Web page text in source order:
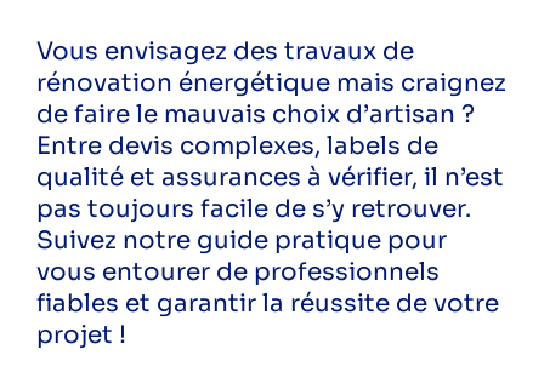
économies d'énergie
économie énergie
énergie
Public
Particuliers
Professionnels
Vous envisagez des travaux de
rénovation énergétique mais craignez
de faire le mauvais choix d’artisan ?
Entre devis complexes, labels de
qualité et assurances à vérifier, il n’est
pas toujours facile de s’y retrouver.
Suivez notre guide pratique pour
vous entourer de professionnels
fiables et garantir la réussite de votre
projet !